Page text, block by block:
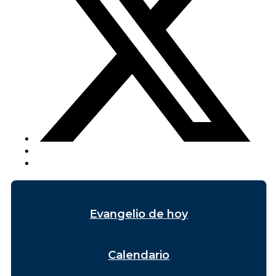
Evangelio de hoy
Calendario